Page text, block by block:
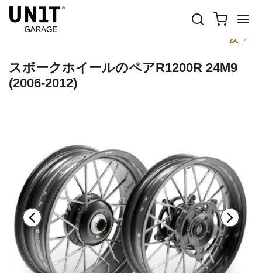
前
次
スポークホイールのペアR1200R 24M9
(2006-2012)